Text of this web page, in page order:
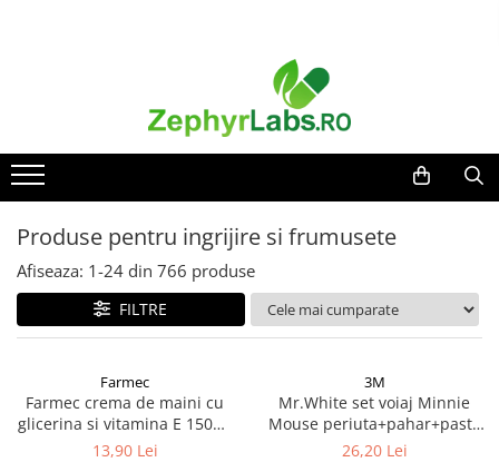
Alimentatie sanatoasa
Alimente
Dieta
Ceaiuri
Altele-Alimentatie sanatoasa
Mama si copil
Ingrijire și cosmetice
Scutece si servetele
Cosmetice copii
Protectie anti-insecte
Hrana pentru bebelusi
Produse pentru ingrijire si frumusete
Afiseaza: 1-24 din 766 produse
FILTRE
Farmec
Farmec crema de maini cu
glicerina si vitamina E 150ml
Zephyr Labs
13,90 Lei
3M
Mr.White set voiaj Minnie
Mouse periuta+pahar+pasta
dinti cu aroma de menta,
26,20 Lei